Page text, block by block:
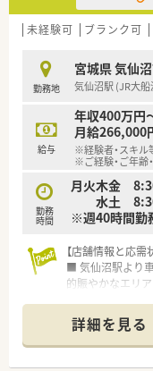
■脳神経内科の処
たいと考える方
充実しているた
■大手グループ
で、長期的に働
未経験可 ブランク可
勤務地
宮城県 気仙
気仙沼駅 (JR大船
給与
年収400万円
月給266,000
※経験者・スキル
※ご経験・ご年齢
勤務
時間
月火木金
水土 8:30
※週40時間勤
【店舗情報と応需
■ 気仙沼駅より
的賑やかなエリア
の処方箋を応需
■ 薬剤師は常勤2
持って業務に取
詳細を見る